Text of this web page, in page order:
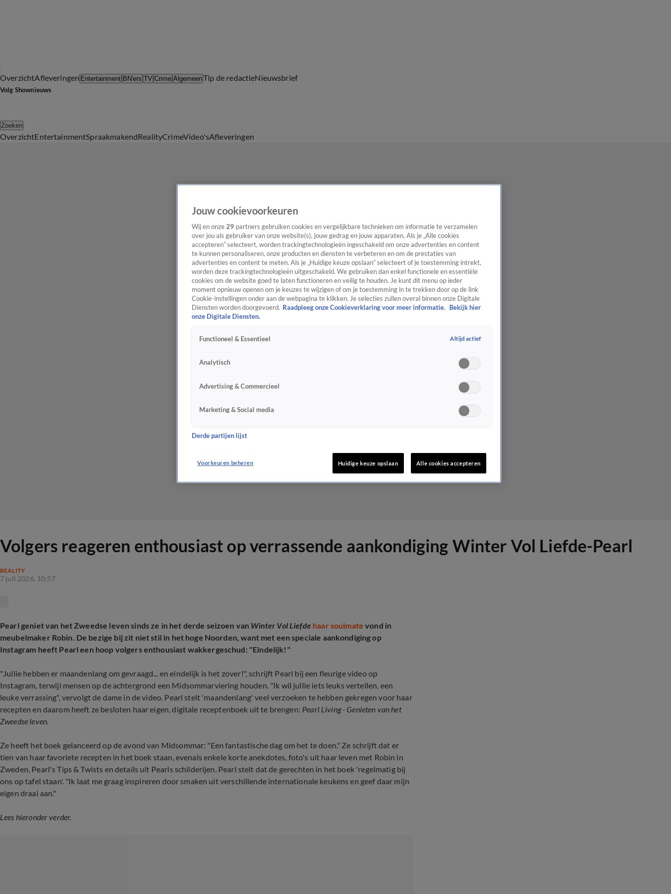
OverzichtAfleveringen Entertainment BN'ers TV Crime AlgemeenTip de redactieNieuwsbrief
Volg Shownieuws
Zoeken
OverzichtEntertainmentSpraakmakendRealityCrimeVideo'sAfleveringen
Volgers reageren enthousiast op verrassende aankondiging Winter Vol Liefde-Pearl
REALITY
7 juli 2026, 10:57
Pearl geniet van het Zweedse leven sinds ze in het derde seizoen van Winter Vol Liefde haar soulmate vond in
meubelmaker Robin. De bezige bij zit niet stil in het hoge Noorden, want met een speciale aankondiging op
Instagram heeft Pearl een hoop volgers enthousiast wakkergeschud: "Eindelijk!"
"Jullie hebben er maandenlang om gevraagd... en eindelijk is het zover!", schrijft Pearl bij een fleurige video op
Instagram, terwijl mensen op de achtergrond een Midsommarviering houden. "Ik wil jullie iets leuks vertellen, een
leuke verrassing", vervolgt de dame in de video. Pearl stelt 'maandenlang' veel verzoeken te hebben gekregen voor haar
recepten en daarom heeft ze besloten haar eigen, digitale receptenboek uit te brengen: Pearl Living - Genieten van het
Zweedse leven.
Ze heeft het boek gelanceerd op de avond van Midsommar: "Een fantastische dag om het te doen." Ze schrijft dat er
tien van haar favoriete recepten in het boek staan, evenals enkele korte anekdotes, foto's uit haar leven met Robin in
Zweden, Pearl's Tips & Twists en details uit Pearls schilderijen. Pearl stelt dat de gerechten in het boek 'regelmatig bij
ons op tafel staan'. "Ik laat me graag inspireren door smaken uit verschillende internationale keukens en geef daar mijn
eigen draai aan."
Lees hieronder verder.
Jouw cookievoorkeuren
Wij en onze 29 partners gebruiken cookies en vergelijkbare technieken om informatie te verzamelen
over jou als gebruiker van onze website(s), jouw gedrag en jouw apparaten. Als je „Alle cookies
accepteren” selecteert, worden trackingtechnologieën ingeschakeld om onze advertenties en content
te kunnen personaliseren, onze producten en diensten te verbeteren en om de prestaties van
advertenties en content te meten. Als je „Huidige keuze opslaan” selecteert of je toestemming intrekt,
worden deze trackingtechnologieën uitgeschakeld. We gebruiken dan enkel functionele en essentiële
cookies om de website goed te laten functioneren en veilig te houden. Je kunt dit menu op ieder
moment opnieuw openen om je keuzes te wijzigen of om je toestemming in te trekken door op de link
Cookie-instellingen onder aan de webpagina te klikken. Je selecties zullen overal binnen onze Digitale
Diensten worden doorgevoerd. Raadpleeg onze Cookieverklaring voor meer informatie. Bekijk hier
onze Digitale Diensten.
Functioneel & Essentieel Altijd actief
Analytisch
Advertising & Commercieel
Marketing & Social media
Derde partijen lijst
Voorkeuren beheren Huidige keuze opslaan Alle cookies accepteren